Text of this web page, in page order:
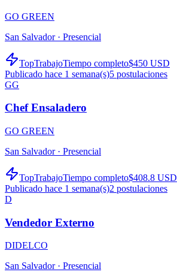
GO GREEN
San Salvador · Presencial
TopTrabajoTiempo completo$450 USD
Publicado hace 1 semana(s)5 postulaciones
GG
Chef Ensaladero
GO GREEN
San Salvador · Presencial
TopTrabajoTiempo completo$408.8 USD
Publicado hace 1 semana(s)2 postulaciones
D
Vendedor Externo
DIDELCO
San Salvador · Presencial